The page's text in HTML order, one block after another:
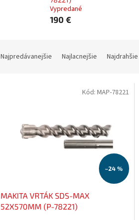
Vypredané
190 €
Najpredávanejšie Najlacnejšie Najdrahšie
–24 %
MAKITA VRTÁK SDS-MAX
52X570MM (P-78221)
Kód: MAP-78221